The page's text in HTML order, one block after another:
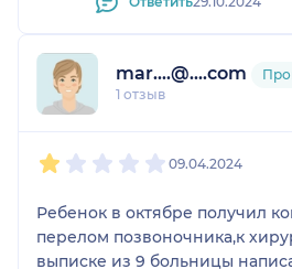
mar....@....com
1 отзыв
09.04.2024
Ребенок в октябре получил
перелом позвоночника,к
выписке из 9 больницы